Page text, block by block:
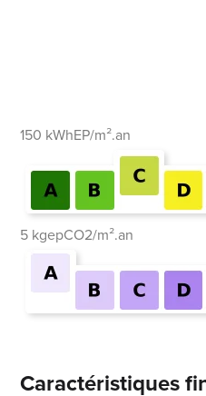
150 kWhEP/m².an
5 kgepCO2/m².an
Caractéristiques